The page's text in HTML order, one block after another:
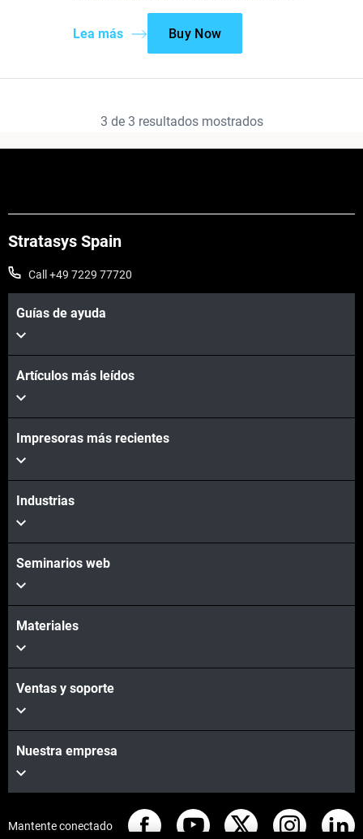
Lea más Buy Now
3 de 3 resultados mostrados
Stratasys Spain
Call +49 7229 77720
Guías de ayuda
Artículos más leídos
Impresoras más recientes
Industrias
Seminarios web
Materiales
Ventas y soporte
Nuestra empresa
Mantente conectado